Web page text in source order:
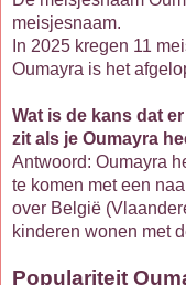
meisjesnaam.
In 2025 kregen 11
Oumayra is het
Wat is de kans dat
zit als je Oumayra
Antwoord: Oumayra
te komen met een
over België
kinderen wonen met
Populariteit